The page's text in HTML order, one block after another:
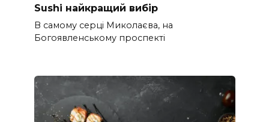
Sushi найкращий вибір
В самому серці Миколаєва, на
Богоявленському проспекті